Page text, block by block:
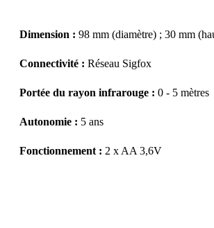
Dimension : 98 mm (diamètre) ; 30 mm
Connectivité : Réseau Sigfox
Portée du rayon infrarouge : 0 - 5 mètres
Autonomie : 5 ans
Fonctionnement : 2 x AA 3,6V